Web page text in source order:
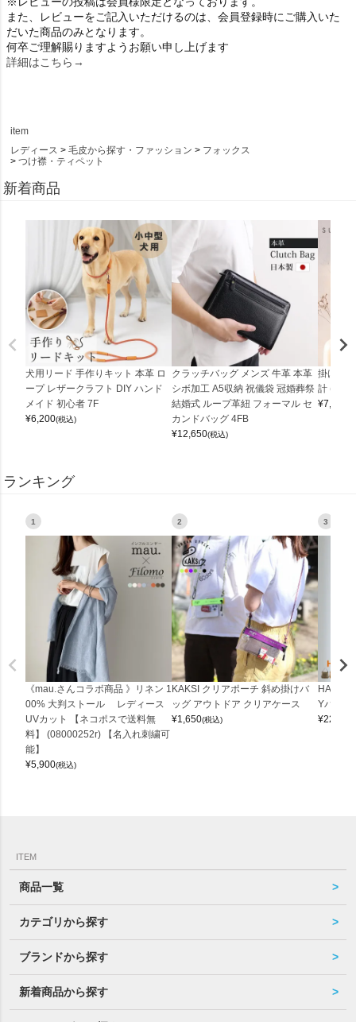
また、レビューをご記入いただけるのは、会員登録時にご購入いた
だいた商品のみとなります。
何卒ご理解賜りますようお願い申し上げます
詳細はこちら→
item
レディース
毛皮から探す・ファッション
フォックス
つけ襟・ティペット
新着商品
犬用リード 手作りキット 本革 ロ
ープ レザークラフト DIY ハンド
メイド 初心者 7F
¥6,200(税込)
クラッチバッグ メンズ 牛革 本革
シボ加工 A5収納 祝儀袋 冠婚葬祭
結婚式 ループ革紐 フォーマル セ
カンドバッグ 4FB
¥12,650(税込)
掛け時
計
¥7,150
ランキング
1
《mau.さんコラボ商品 》リネン 1
00% 大判ストール レディース
UVカット 【ネコポスで送料無
料】 (08000252r) 【名入れ刺繍可
能】
¥5,900(税込)
2
KAKSI クリアポーチ 斜め掛けバ
ッグ アウトドア クリアケース
¥1,650(税込)
3
Yバッグ
¥22,000
ITEM
商品一覧
カテゴリから探す
ブランドから探す
新着商品から探す